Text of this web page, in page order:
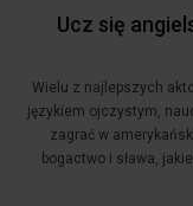
Ucz się
Wielu z najlepszych
językiem ojczystym,
zagrać w
bogactwo i sława,